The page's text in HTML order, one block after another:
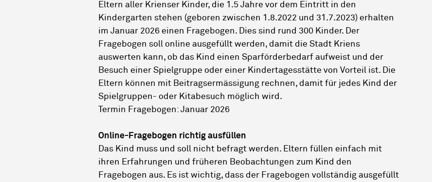
Eltern aller Krienser Kinder, die 1.5 Jahre vor dem Eintritt in den
Kindergarten stehen (geboren zwischen 1.8.2022 und 31.7.2023) erhalten
im Januar 2026 einen Fragebogen. Dies sind rund 300 Kinder. Der
Fragebogen soll online ausgefüllt werden, damit die Stadt Kriens
auswerten kann, ob das Kind einen Sparförderbedarf aufweist und der
Besuch einer Spielgruppe oder einer Kindertagesstätte von Vorteil ist. Die
Eltern können mit Beitragsermässigung rechnen, damit für jedes Kind der
Spielgruppen- oder Kitabesuch möglich wird.
Termin Fragebogen: Januar 2026
Online-Fragebogen richtig ausfüllen
Das Kind muss und soll nicht befragt werden. Eltern füllen einfach mit
ihren Erfahrungen und früheren Beobachtungen zum Kind den
Fragebogen aus. Es ist wichtig, dass der Fragebogen vollständig ausgefüllt